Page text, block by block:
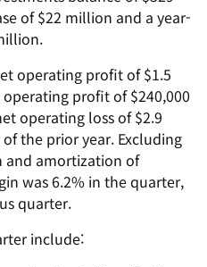
of $22 million and a year-
operating profit of $1.5
profit of $240,000
operating loss of $2.9
the prior year. Excluding
and amortization of
was 6.2% in the quarter,
quarter.
include: